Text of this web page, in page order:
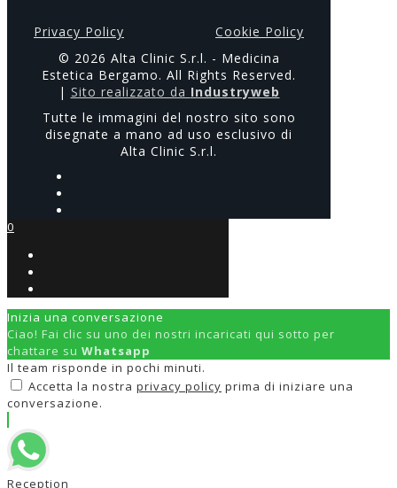
Privacy Policy
Cookie Policy
© 2026 Alta Clinic S.r.l. - Medicina
Estetica Bergamo. All Rights Reserved.
| Sito realizzato da Industryweb
Tutte le immagini del nostro sito sono
disegnate a mano ad uso esclusivo di
Alta Clinic S.r.l.
0
Inizia una conversazione
Ciao! Fai clic su uno dei nostri incaricati qui sotto per
chattare su Whatsapp
Il team risponde in pochi minuti.
Accetta la nostra privacy policy prima di iniziare una
conversazione.
Reception